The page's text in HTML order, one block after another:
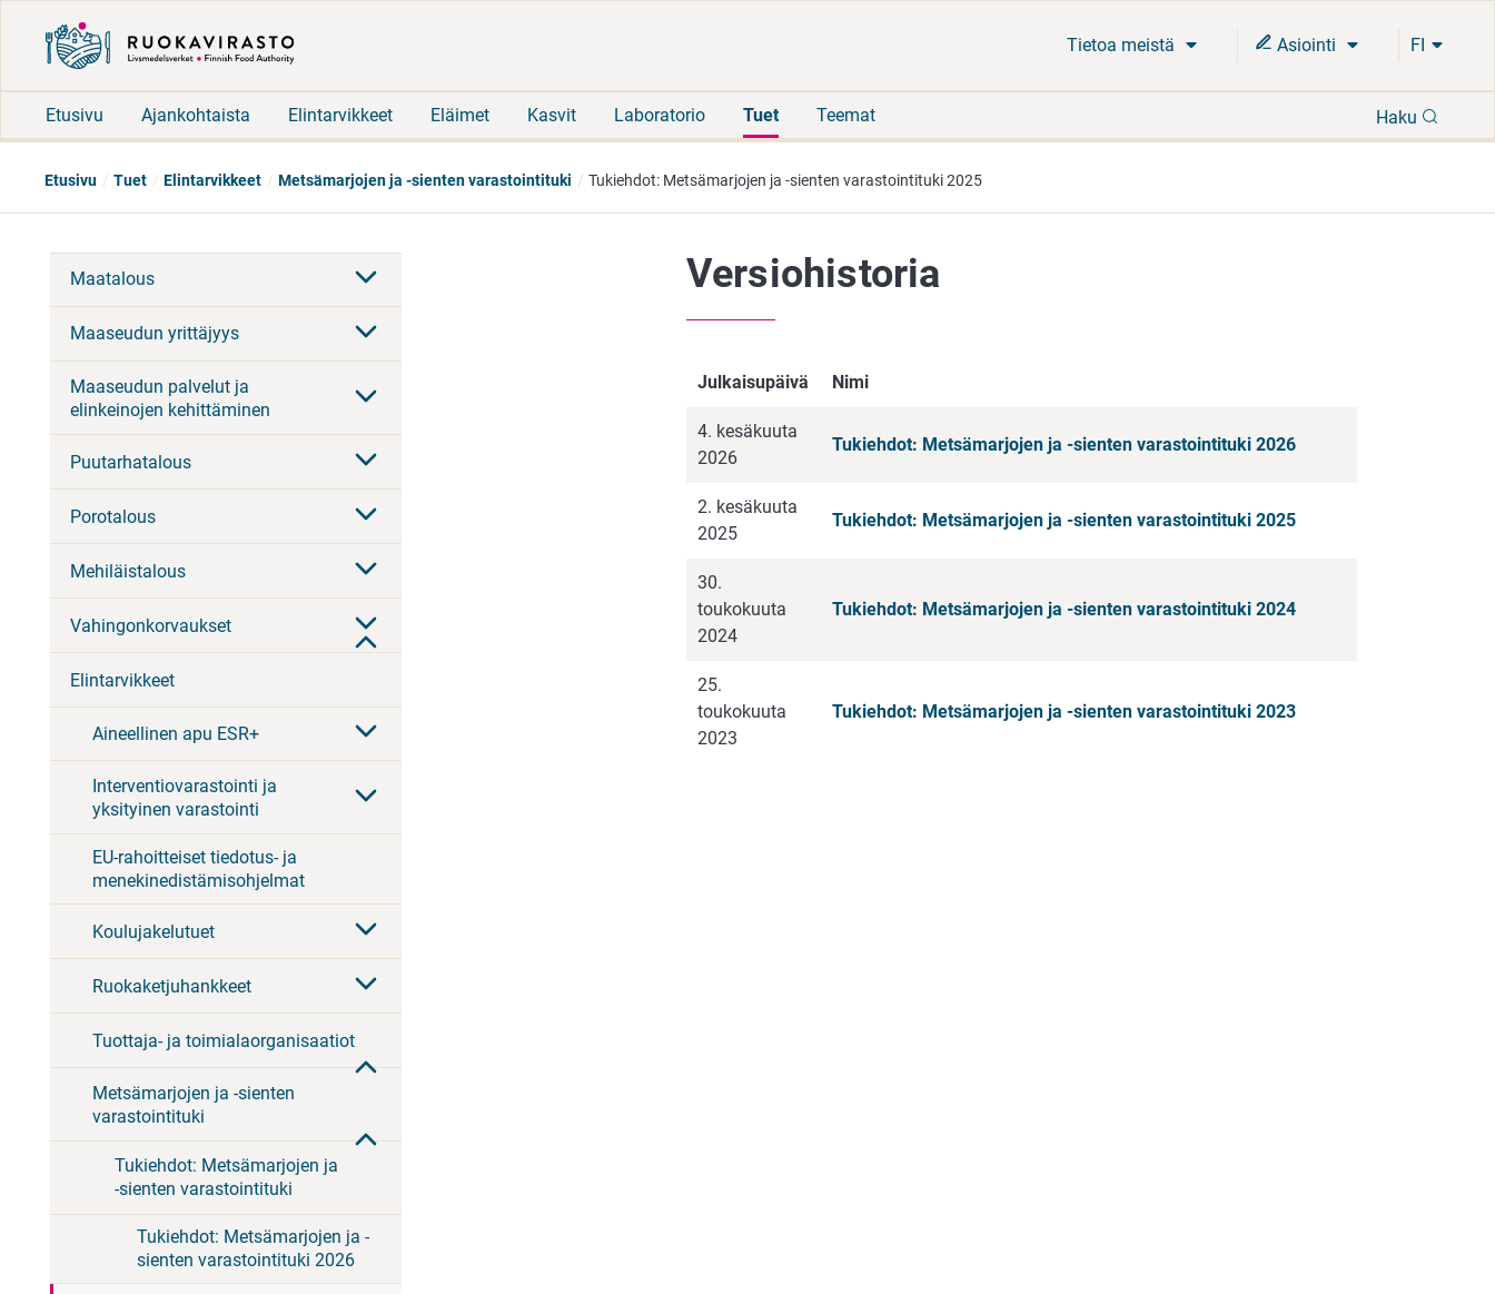
Tietoa meistä Asiointi FI
Etusivu Ajankohtaista Elintarvikkeet Eläimet Kasvit Laboratorio Tuet Teemat Haku
Etusivu Tuet Elintarvikkeet Metsämarjojen ja -sienten varastointituki Tukiehdot: Metsämarjojen ja -sienten varastointituki 2025
Maatalous
Maaseudun yrittäjyys
Maaseudun palvelut ja
elinkeinojen kehittäminen
Puutarhatalous
Porotalous
Mehiläistalous
Vahingonkorvaukset
Elintarvikkeet
Aineellinen apu ESR+
Interventiovarastointi ja
yksityinen varastointi
EU-rahoitteiset tiedotus- ja
menekinedistämisohjelmat
Koulujakelutuet
Ruokaketjuhankkeet
Tuottaja- ja toimialaorganisaatiot
Metsämarjojen ja -sienten
varastointituki
Tukiehdot: Metsämarjojen ja
-sienten varastointituki
Tukiehdot: Metsämarjojen ja -
sienten varastointituki 2026
Versiohistoria
Julkaisupäivä Nimi
4. kesäkuuta
2026
Tukiehdot: Metsämarjojen ja -sienten varastointituki 2026
2. kesäkuuta
2025
Tukiehdot: Metsämarjojen ja -sienten varastointituki 2025
30.
toukokuuta
2024
Tukiehdot: Metsämarjojen ja -sienten varastointituki 2024
25.
toukokuuta
2023
Tukiehdot: Metsämarjojen ja -sienten varastointituki 2023